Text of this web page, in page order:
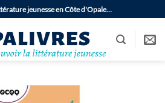
jeunesse en Côte d'Opale…